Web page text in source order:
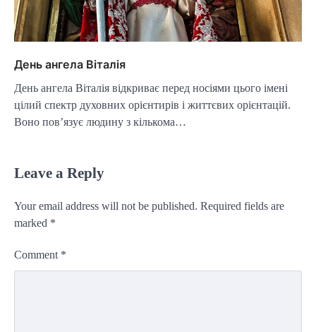
День ангела Віталія
День ангела Віталія відкриває перед носіями цього імені
цілий спектр духовних орієнтирів і життєвих орієнтацій.
Воно пов’язує людину з кількома…
Leave a Reply
Your email address will not be published. Required fields are
marked *
Comment *